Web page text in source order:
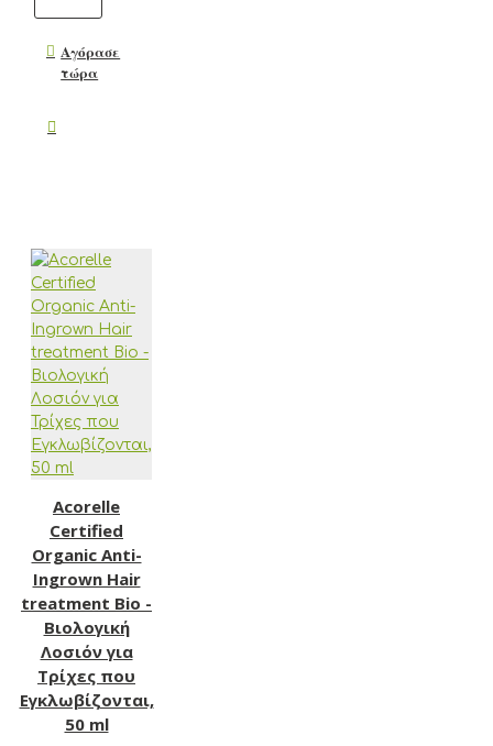
Αγόρασε
τώρα
Acorelle
Certified
Organic Anti-
Ingrown Hair
treatment Bio -
Βιολογική
Λοσιόν για
Τρίχες που
Εγκλωβίζονται,
50 ml